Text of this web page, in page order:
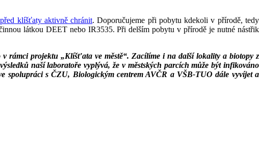
klíšťaty aktivně chránit. Doporučujeme při pobytu kdekoli v přírodě, tedy
látkou DEET nebo IR3535. Při delším pobytu v přírodě je nutné nástřik
rámci projektu „Klíšťata ve městě“. Zacílíme i na další lokality a biotopy z
naší laboratoře vyplývá, že v městských parcích může být infikováno
spolupráci s ČZU, Biologickým centrem AVČR a VŠB-TUO dále vyvíjet a